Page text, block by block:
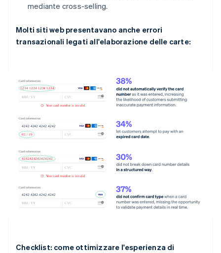
mediante cross-selling.
Molti siti web presentavano anche errori
transazionali legati all'elaborazione delle carte:
Checklist: come ottimizzare l'esperienza di